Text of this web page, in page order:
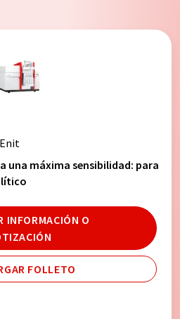
una máxima sensibilidad: para
INFORMACIÓN O
FOLLETO